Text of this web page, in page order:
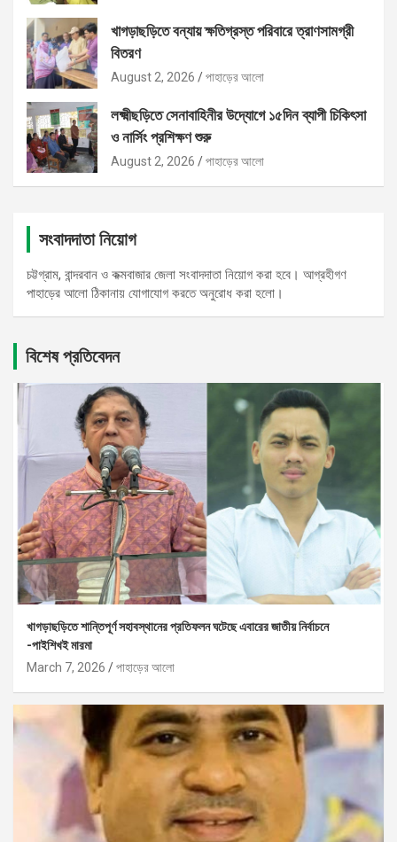
খাগড়াছড়িতে বন্যায় ক্ষতিগ্রস্ত পরিবারে ত্রাণসামগ্রী
বিতরণ
August 2, 2026 পাহাড়ের আলো
লক্ষ্মীছড়িতে সেনাবাহিনীর উদ্যোগে ১৫দিন ব্যাপী চিকিৎসা
ও নার্সিং প্রশিক্ষণ শুরু
August 2, 2026 পাহাড়ের আলো
সংবাদদাতা নিয়োগ
চট্টগ্রাম, বান্দরবান ও কক্মবাজার জেলা সংবাদদাতা নিয়োগ করা হবে। আগ্রহীগণ
পাহাড়ের আলো ঠিকানায় যোগাযোগ করতে অনুরোধ করা হলো।
বিশেষ প্রতিবেদন
খাগড়াছড়িতে শান্তিপূর্ণ সহাবস্থানের প্রতিফলন ঘটেছে এবারের জাতীয় নির্বাচনে
-পাইশিখই মারমা
March 7, 2026
পাহাড়ের আলো